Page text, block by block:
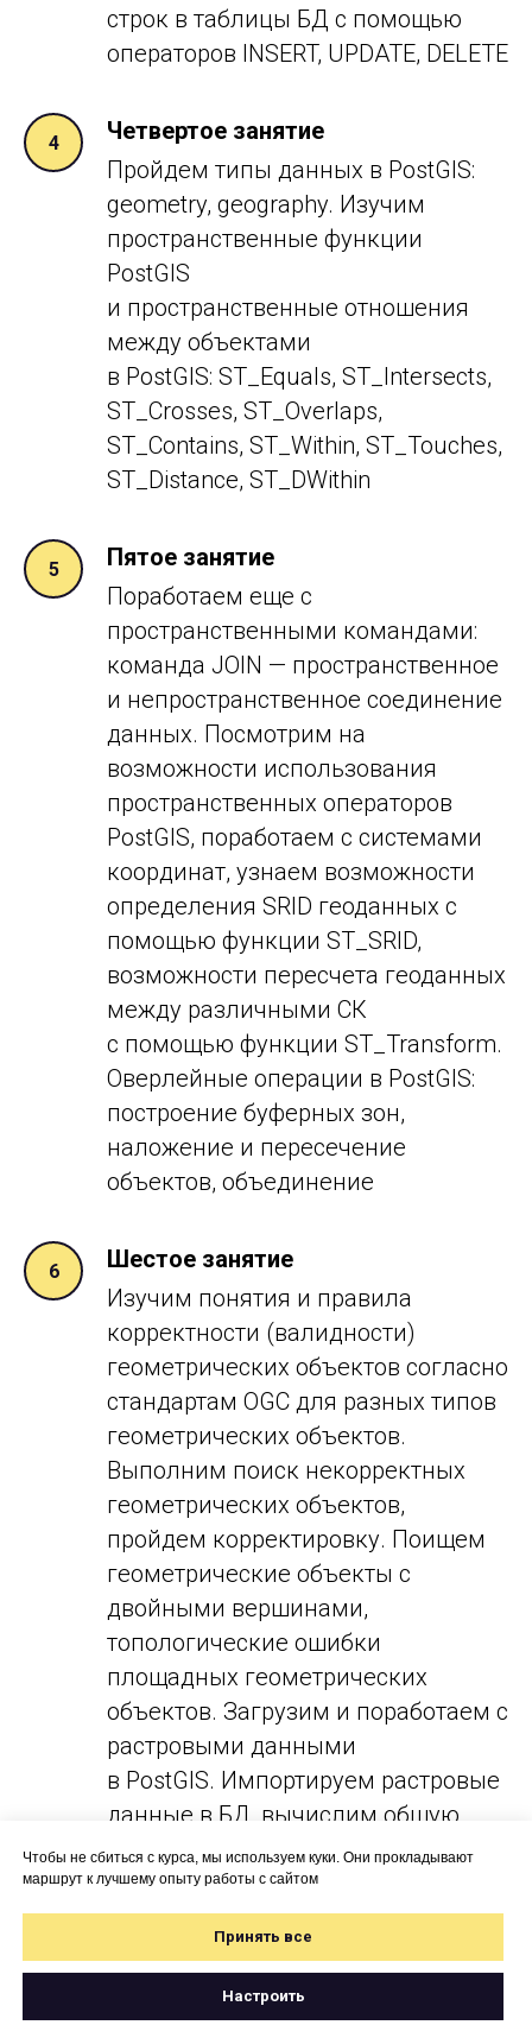
строк в таблицы БД с помощью
операторов INSERT, UPDATE, DELETE
Четвертое занятие
Пройдем типы данных в PostGIS:
geometry, geography. Изучим
пространственные функции
PostGIS
и пространственные отношения
между объектами
в PostGIS: ST_Equals, ST_Intersects,
ST_Crosses, ST_Overlaps,
ST_Contains, ST_Within, ST_Touches,
ST_Distance, ST_DWithin
Пятое занятие
Поработаем еще с
пространственными командами:
команда JOIN — пространственное
и непространственное соединение
данных. Посмотрим на
возможности использования
пространственных операторов
PostGIS, поработаем с системами
координат, узнаем возможности
определения SRID геоданных с
помощью функции ST_SRID,
возможности пересчета геоданных
между различными СК
с помощью функции ST_Transform.
Оверлейные операции в PostGIS:
построение буферных зон,
наложение и пересечение
объектов, объединение
Шестое занятие
Изучим понятия и правила
корректности (валидности)
геометрических объектов согласно
стандартам OGC для разных типов
геометрических объектов.
Выполним поиск некорректных
геометрических объектов,
пройдем корректировку. Поищем
геометрические объекты с
двойными вершинами,
топологические ошибки
площадных геометрических
объектов. Загрузим и поработаем с
растровыми данными
в PostGIS. Импортируем растровые
данные в БД, вычислим общую
статистику и зональную статистику
по полигонам
Седьмое занятие
Разберемся с базовыми
Чтобы не сбиться с курса, мы используем куки. Они прокладывают
маршрут к лучшему опыту работы с сайтом
Принять все
Настроить